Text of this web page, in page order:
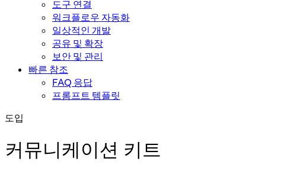
도구 연결
워크플로우 자동화
일상적인 개발
공유 및 확장
보안 및 관리
빠른 참조
FAQ 응답
프롬프트 템플릿
도입
커뮤니케이션 키트